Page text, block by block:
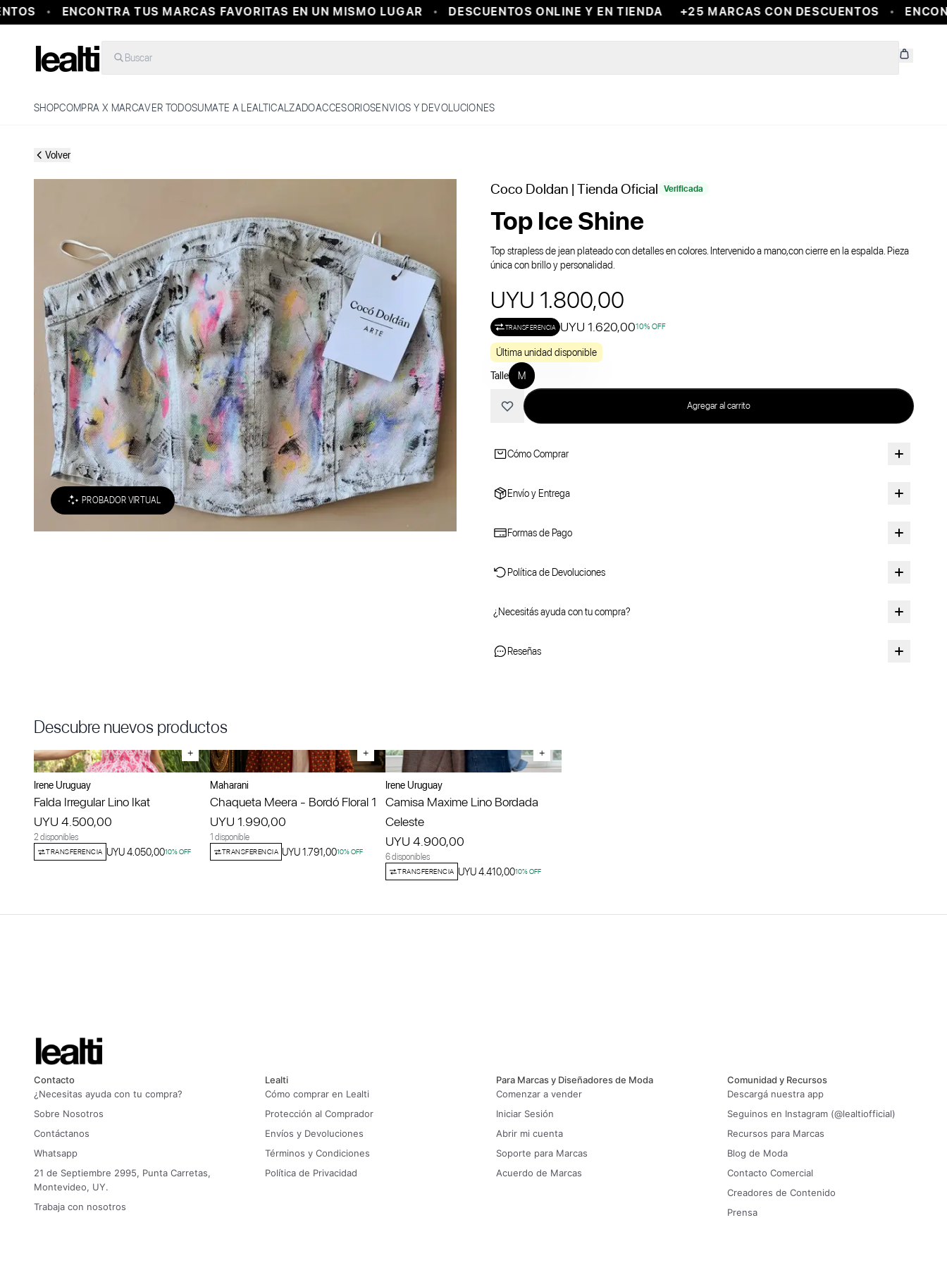
ENCONTRA TUS MARCAS FAVORITAS EN UN MISMO LUGAR DESCUENTOS ONLINE Y EN TIENDA +25 MARCAS CON DESCUENTOS
Buscar
SHOPCOMPRA X MARCAVER TODOSUMATE A LEALTICALZADOACCESORIOSENVIOS Y DEVOLUCIONES
Volver
PROBADOR VIRTUAL
Coco Doldan | Tienda Oficial Verificada
Top Ice Shine
Top strapless de jean plateado con detalles en colores. Intervenido a mano,con cierre en la espalda. Pieza
única con brillo y personalidad.
UYU 1.800,00
TRANSFERENCIA UYU 1.620,0010% OFF
Última unidad disponible
Talle M
Agregar al carrito
Cómo Comprar
Envío y Entrega
Formas de Pago
Política de Devoluciones
¿Necesitás ayuda con tu compra?
Reseñas
Descubre nuevos productos
+
Irene Uruguay
Falda Irregular Lino Ikat
UYU 4.500,00
2 disponibles
TRANSFERENCIA UYU 4.050,0010% OFF
+
Maharani
Chaqueta Meera - Bordó Floral 1
UYU 1.990,00
1 disponible
TRANSFERENCIA UYU 1.791,0010% OFF
+
Irene Uruguay
Camisa Maxime Lino Bordada
Celeste
UYU 4.900,00
6 disponibles
TRANSFERENCIA UYU 4.410,0010% OFF
Contacto
¿Necesitas ayuda con tu compra?
Sobre Nosotros
Contáctanos
Whatsapp
21 de Septiembre 2995, Punta Carretas,
Montevideo, UY.
Trabaja con nosotros
Lealti
Cómo comprar en Lealti
Protección al Comprador
Envíos y Devoluciones
Términos y Condiciones
Política de Privacidad
Para Marcas y Diseñadores de Moda
Comenzar a vender
Iniciar Sesión
Abrir mi cuenta
Soporte para Marcas
Acuerdo de Marcas
Comunidad y Recursos
Descargá nuestra app
Seguinos en Instagram (@lealtiofficial)
Recursos para Marcas
Blog de Moda
Contacto Comercial
Creadores de Contenido
Prensa